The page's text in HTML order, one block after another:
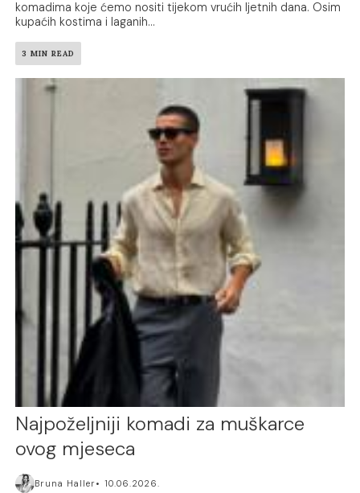
komadima koje ćemo nositi tijekom vrućih ljetnih dana. Osim
kupaćih kostima i laganih...
3 MIN READ
Najpoželjniji komadi za muškarce
ovog mjeseca
Bruna Haller 10.06.2026.